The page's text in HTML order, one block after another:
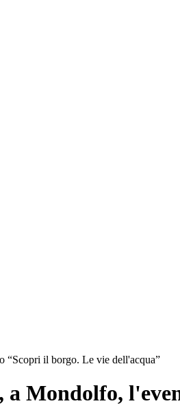
“Scopri il borgo. Le vie dell'acqua”
a Mondolfo,